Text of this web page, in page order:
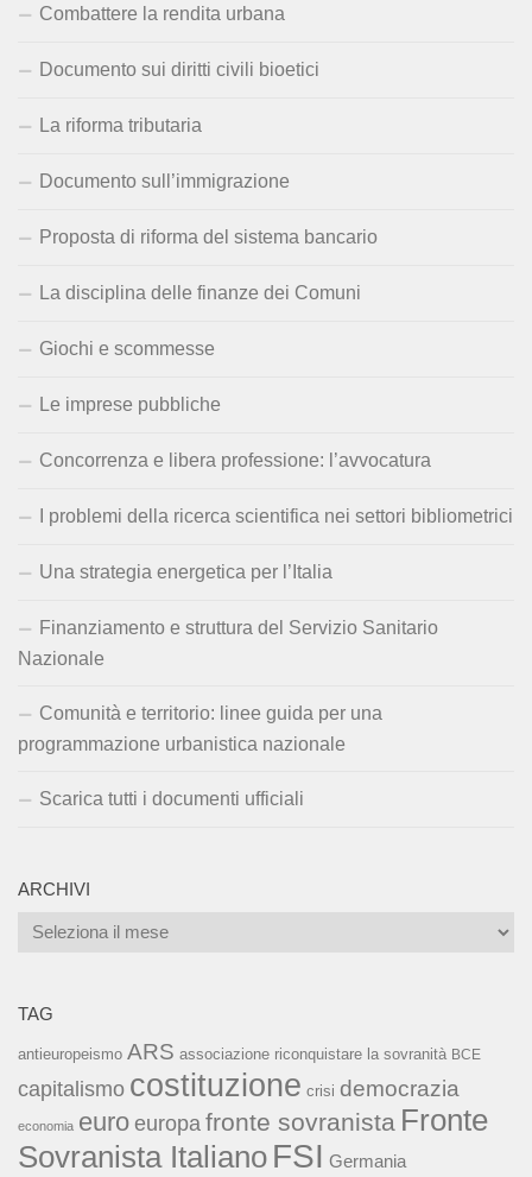
Combattere la rendita urbana
Documento sui diritti civili bioetici
La riforma tributaria
Documento sull’immigrazione
Proposta di riforma del sistema bancario
La disciplina delle finanze dei Comuni
Giochi e scommesse
Le imprese pubbliche
Concorrenza e libera professione: l’avvocatura
I problemi della ricerca scientifica nei settori bibliometrici
Una strategia energetica per l’Italia
Finanziamento e struttura del Servizio Sanitario
Nazionale
Comunità e territorio: linee guida per una
programmazione urbanistica nazionale
Scarica tutti i documenti ufficiali
ARCHIVI
Archivi
TAG
antieuropeismo ARS associazione riconquistare la sovranità BCE
capitalismo costituzione crisi democrazia
economia euro europa fronte sovranista Fronte
Sovranista Italiano FSI Germania